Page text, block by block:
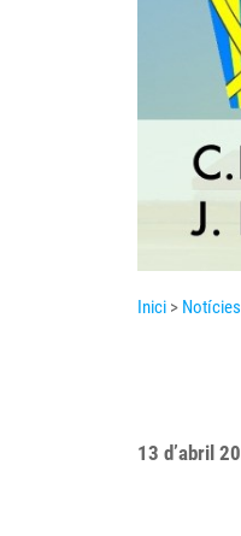
Inici > Notícies
13 d’abril